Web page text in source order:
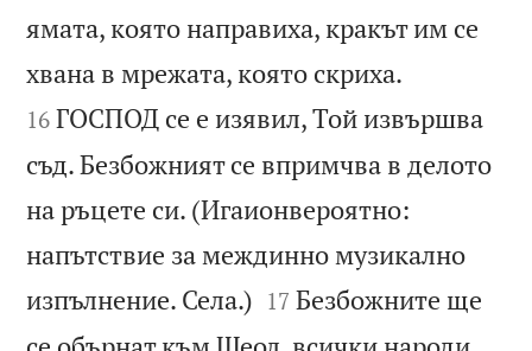
ямата, която направиха, кракът им се
хвана в мрежата, която скриха.
16 ГОСПОД се е изявил, Той извършва
съд. Безбожният се впримчва в делото
на ръцете си. (Игаионвероятно:
напътствие за междинно музикално
изпълнение. Села.) 

17 Безбожните ще